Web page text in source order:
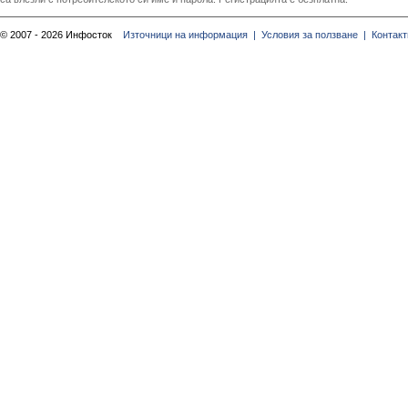
© 2007 - 2026 Инфосток Източници на информация | Условия за ползване |